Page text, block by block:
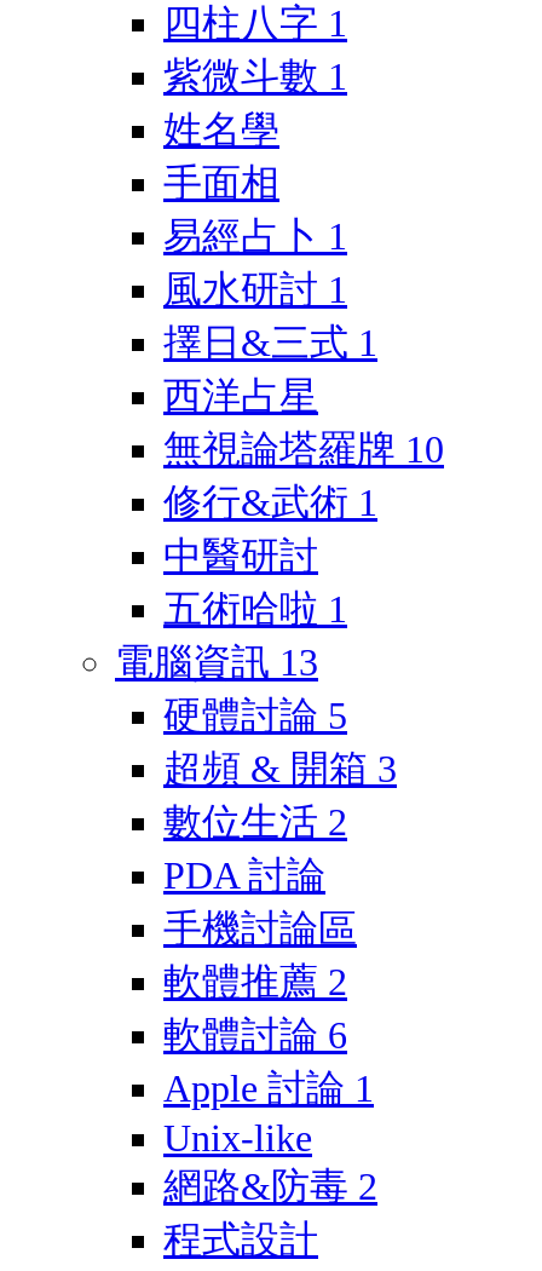
四柱八字 1
紫微斗數 1
姓名學
手面相
易經占卜 1
風水研討 1
擇日&三式 1
西洋占星
無視論塔羅牌 10
修行&武術 1
中醫研討
五術哈啦 1
電腦資訊 13
硬體討論 5
超頻 & 開箱 3
數位生活 2
PDA 討論
手機討論區
軟體推薦 2
軟體討論 6
Apple 討論 1
Unix-like
網路&防毒 2
程式設計